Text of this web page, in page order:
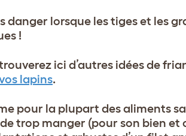
danger lorsque les tiges et les
!
ici d’autres idées de
lapins.
pour la plupart des aliments
trop manger (pour son bien et